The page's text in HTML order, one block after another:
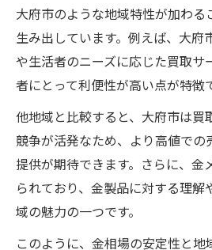
大府市のような地域特性が加わる
生み出しています。例えば、大府
や生活者のニーズに応じた買取サ
者にとって利便性が高い点が特徴
他地域と比較すると、大府市は買
競争が活発なため、より高値での
提供が期待できます。さらに、金
られており、金製品に対する理解
域の魅力の一つです。
このように、金相場の安定性と